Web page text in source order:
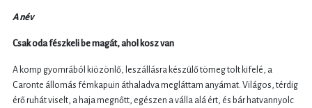
A név
Csak oda fészkeli be magát, ahol kosz van
A komp gyomrából kiözönlő, leszállásra készülő tömeg tolt kifelé, a
Caronte állomás fémkapuin áthaladva megláttam anyámat. Világos, térdig
érő ruhát viselt, a haja megnőtt, egészen a válla alá ért, és bár hatvannyolc